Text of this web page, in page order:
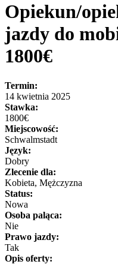
Opiekun/
jazdy do
1800€
Termin:
14 kwietnia 2025
Stawka:
1800€
Miejscowość:
Schwalmstadt
Język:
Dobry
Zlecenie dla:
Kobieta, Mężczyzna
Status:
Nowa
Osoba paląca:
Nie
Prawo jazdy:
Tak
Opis oferty: